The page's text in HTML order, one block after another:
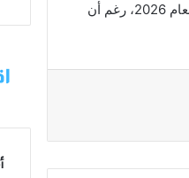
القلب. تم تقديم هذه النتائج خلال جلسات الجمعية الأمريكية للقلب حول الأبحاث والنمط الحياتي لعام 2026، رغم أن